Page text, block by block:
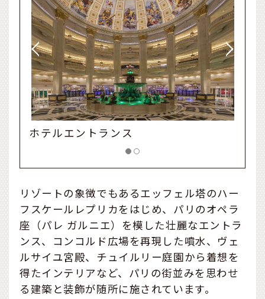
ンス
リゾートの象徴でもあるエッフェル塔のハー
フスケールレプリカをはじめ、パリのオペラ
座（パレ ガルニエ）を模した壮麗なエントラ
ンス、コンコルド広場を再現した噴水、ヴェ
ルサイユ宮殿、チュイルリー庭園から着想を
得たインテリアなど、パリの街並みを思わせ
る建築と装飾が随所に施されています。